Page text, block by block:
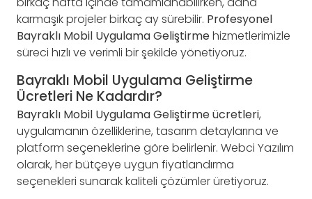
karmaşık projeler birkaç ay sürebilir. Profesyonel
Bayraklı Mobil Uygulama Geliştirmehizmetlerimizle
süreci hızlı ve verimli bir şekilde yönetiyoruz.
Bayraklı Mobil Uygulama Geliştirme
Ücretleri Ne Kadardır?
Bayraklı Mobil Uygulama Geliştirme ücretleri,
uygulamanın özelliklerine, tasarım detaylarına ve
platform seçeneklerine göre belirlenir. Webci Yazılım
olarak, her bütçeye uygun fiyatlandırma
seçenekleri sunarak kaliteli çözümler üretiyoruz.